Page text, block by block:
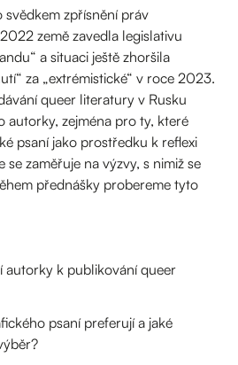
zpřísnění práv
země zavedla legislativu
a situaci ještě zhoršila
za „extrémistické“ v roce 2023.
queer literatury v Rusku
autorky, zejména pro ty, které
psaní jako prostředku k reflexi
se zaměřuje na výzvy, s nimiž se
přednášky probereme tyto
autorky k publikování queer
psaní preferují a jaké